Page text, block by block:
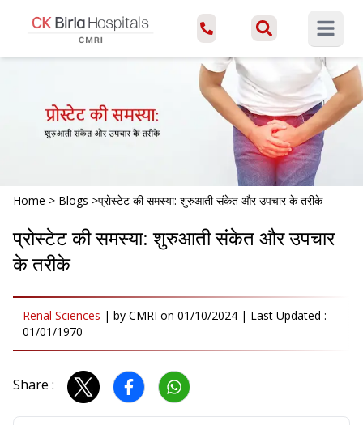
Open
Home > Blogs >प्रोस्टेट की समस्या: शुरुआती संकेत और उपचार के तरीके
प्रोस्टेट की समस्या: शुरुआती संकेत और उपचार
के तरीके
Renal Sciences | by CMRI on 01/10/2024 | Last Updated :
01/01/1970
Share :